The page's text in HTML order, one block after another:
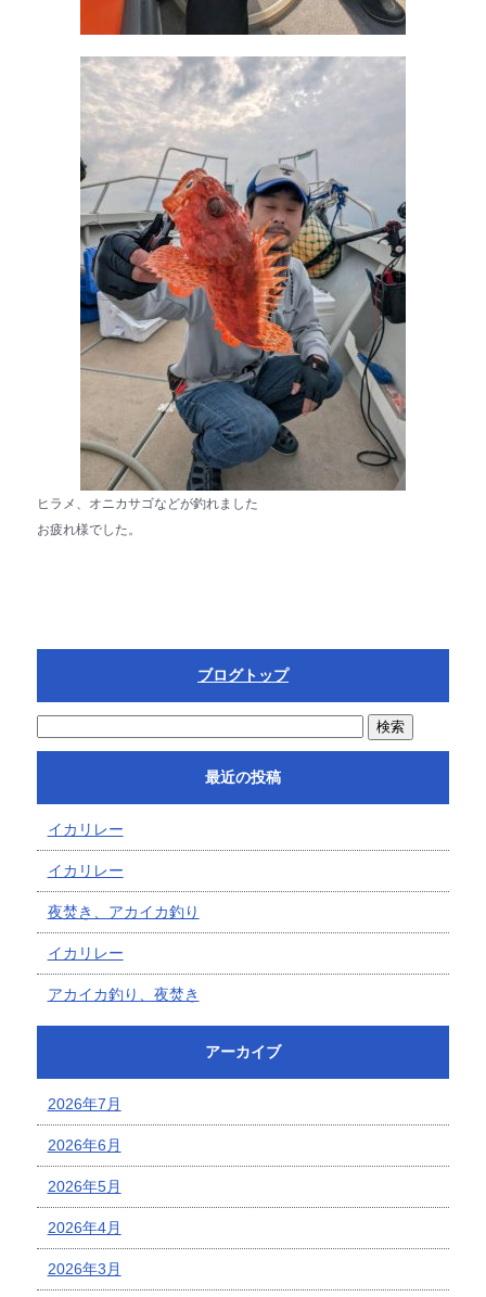
ヒラメ、オニカサゴなどが釣れました
お疲れ様でした。
ブログトップ
最近の投稿
イカリレー
イカリレー
夜焚き、アカイカ釣り
イカリレー
アカイカ釣り、夜焚き
アーカイブ
2026年7月
2026年6月
2026年5月
2026年4月
2026年3月